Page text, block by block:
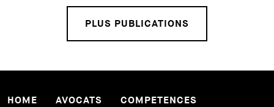
PLUS PUBLICATIONS
HOME AVOCATS
COMPETENCES